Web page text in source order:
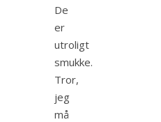
De
er
utroligt
smukke.
Tror,
jeg
må